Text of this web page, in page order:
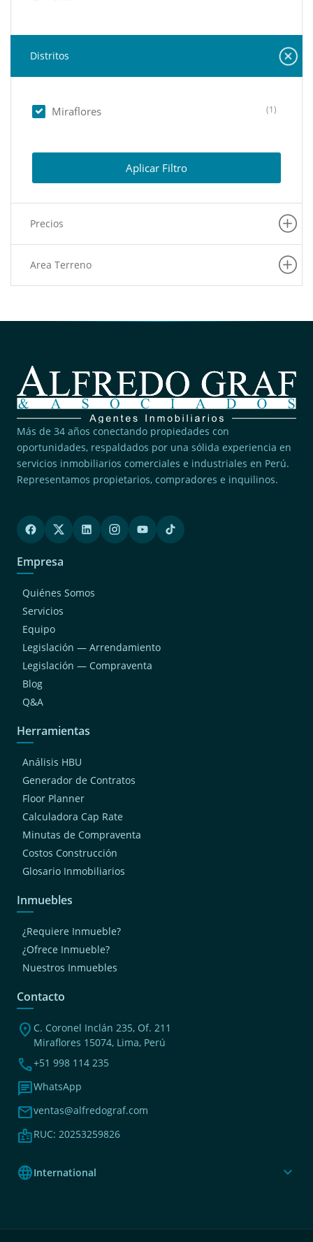
Distritos
Miraflores (1)
Aplicar Filtro
Precios
Area Terreno
Más de 34 años conectando propiedades con
oportunidades, respaldados por una sólida experiencia en
servicios inmobiliarios comerciales e industriales en Perú.
Representamos propietarios, compradores e inquilinos.
Empresa
Quiénes Somos
Servicios
Equipo
Legislación — Arrendamiento
Legislación — Compraventa
Blog
Q&A
Herramientas
Análisis HBU
Generador de Contratos
Floor Planner
Calculadora Cap Rate
Minutas de Compraventa
Costos Construcción
Glosario Inmobiliarios
Inmuebles
¿Requiere Inmueble?
¿Ofrece Inmueble?
Nuestros Inmuebles
Contacto
location_on C. Coronel Inclán 235, Of. 211
Miraflores 15074, Lima, Perú
phone+51 998 114 235
chatWhatsApp
mailventas@alfredograf.com
badgeRUC: 20253259826
languageInternational expand_more